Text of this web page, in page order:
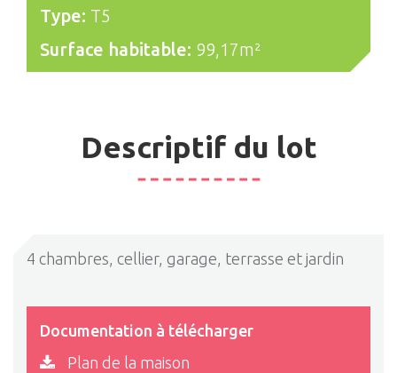
Type: T5
Surface habitable: 99,17m²
Descriptif du lot
4 chambres, cellier, garage, terrasse et jardin
Documentation à télécharger
Plan de la maison